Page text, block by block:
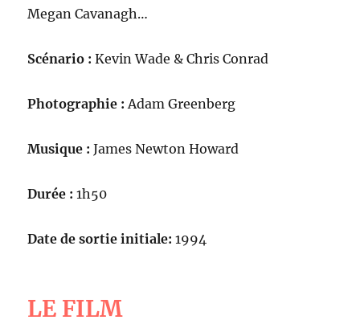
Megan Cavanagh…
Scénario : Kevin Wade & Chris Conrad
Photographie : Adam Greenberg
Musique :James Newton Howard
Durée : 1h50
Date de sortie initiale: 1994
LE FILM